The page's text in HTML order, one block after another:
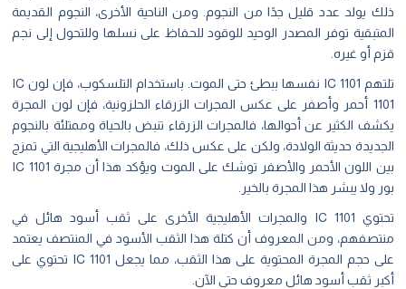
يولد عدد قليل جدًا من النجوم. ومن الناحية الأخرى، النجوم القديمة
توفر المصدر الوحيد للوقود للحفاظ على نسلها وللتحول إلى نجم
أو غيره.
تلتهم IC 1101 نفسها ببطئ حتى الموت. باستخدام التلسكوب، فإن لون IC
1101 أحمر وأصفر على عكس المجرات الزرقاء الحلزونية، فإن لون المجرة
الكثير عن أحوالها، فالمجرات الزرقاء تنبض بالحياة وممتلئة بالنجوم
حديثة الولادة، ولكن على عكس ذلك، فالمجرات الأهليجية التي تمزج
بين اللون الأحمر والأصفر توشك على الموت ويؤكد هذا أن مجرة IC 1101
ولا يبشر هذا المجرة بالخير.
تحتوي IC 1101 والمجرات الأهليجية الأخرى على ثقب أسود هائل في
ومن المعروف أن كتلة هذا الثقب الأسود في المنتصف يعتمد
على حجم المجرة المحتوية على هذا الثقب، مما يجعل IC 1101 تحتوي على
ثقب أسود هائل معروف حتى الآن.